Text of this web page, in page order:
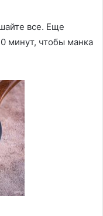
все. Еще
минут, чтобы манка